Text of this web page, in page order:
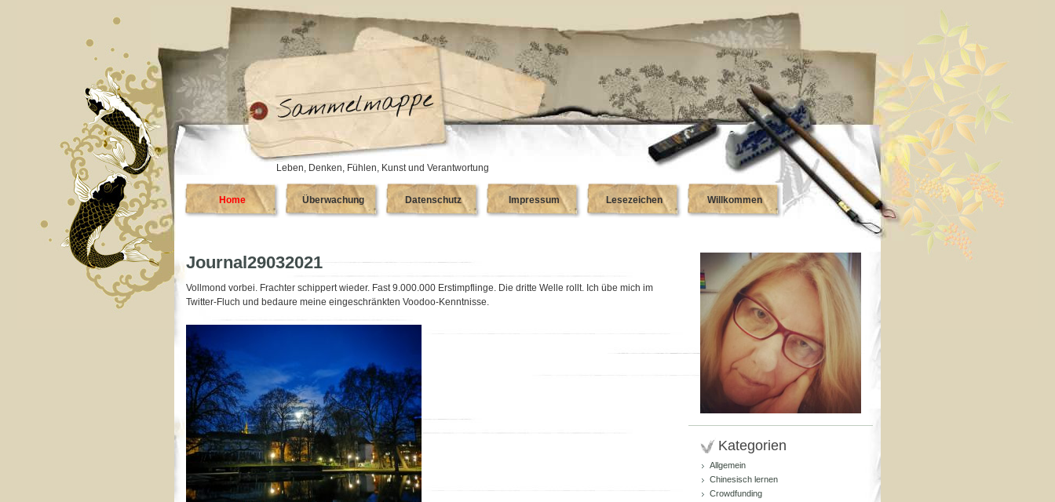
Leben, Denken, Fühlen, Kunst und Verantwortung
Home Überwachung Datenschutz Impressum Lesezeichen Willkommen
Journal29032021
Vollmond vorbei. Frachter schippert wieder. Fast 9.000.000 Erstimpflinge. Die dritte Welle rollt. Ich übe mich im
Twitter-Fluch und bedaure meine eingeschränkten Voodoo-Kenntnisse.
Kategorien
Allgemein
Chinesisch lernen
Crowdfunding